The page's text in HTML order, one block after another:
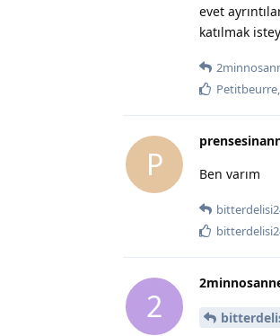
evet
katılmak
Petitbeurre,
P Ben varım
2